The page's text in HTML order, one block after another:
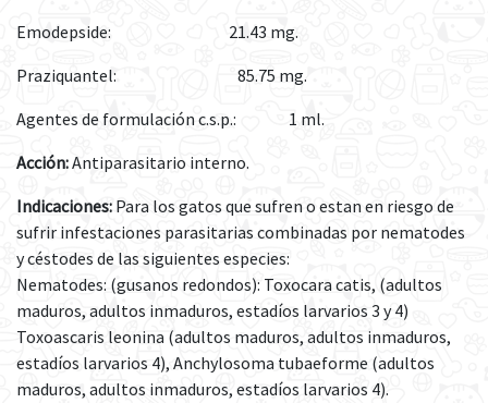
Emodepside: 21.43 mg.
Praziquantel: 85.75 mg.
Agentes de formulación c.s.p.: 1 ml.
Acción:Antiparasitario interno.
Indicaciones: Para los gatos que sufren o estan en riesgo de
sufrir infestaciones parasitarias combinadas por nematodes
y céstodes de las siguientes especies:
Nematodes: (gusanos redondos): Toxocara catis, (adultos
maduros, adultos inmaduros, estadíos larvarios 3 y 4)
Toxoascaris leonina (adultos maduros, adultos inmaduros,
estadíos larvarios 4), Anchylosoma tubaeforme (adultos
maduros, adultos inmaduros, estadíos larvarios 4).